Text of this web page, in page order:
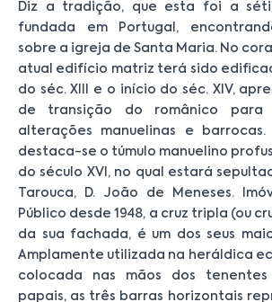
Diz a tradição, que esta foi a
fundada em Portugal,
sobre a igreja de Santa Maria. No
atual edifício matriz terá sido
do séc. XIII e o início do séc. XIV,
de transição do românico
alterações manuelinas e
destaca-se o túmulo manuelino
do século XVI, no qual estará
Tarouca, D. João de Meneses.
Público desde 1948, a cruz tripla (ou
da sua fachada, é um dos seus
Amplamente utilizada na heráldica
colocada nas mãos dos
papais, as três barras horizontais